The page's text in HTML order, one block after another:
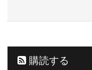
購読する